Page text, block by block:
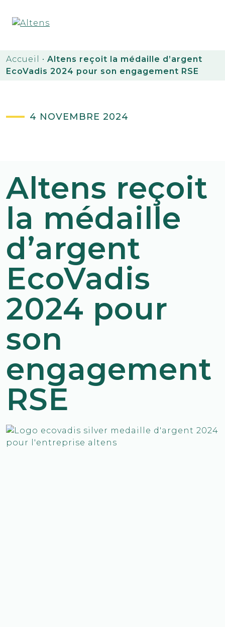
Accueil • Altens reçoit la médaille d’argent
EcoVadis 2024 pour son engagement RSE
4 NOVEMBRE 2024
Altens reçoit
la médaille
d’argent
EcoVadis
2024 pour
son
engagement
RSE